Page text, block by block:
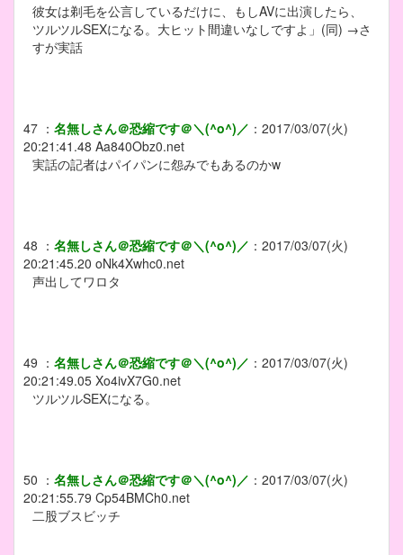
彼女は剃毛を公言しているだけに、もしAVに出演したら、
ツルツルSEXになる。大ヒット間違いなしですよ」(同) →さ
すが実話
47 ： 名無しさん＠恐縮です＠＼(^o^)／ ： 2017/03/07(火)
20:21:41.48 Aa840Obz0.net
実話の記者はパイパンに怨みでもあるのかw
48 ： 名無しさん＠恐縮です＠＼(^o^)／ ： 2017/03/07(火)
20:21:45.20 oNk4Xwhc0.net
声出してワロタ
49 ： 名無しさん＠恐縮です＠＼(^o^)／ ： 2017/03/07(火)
20:21:49.05 Xo4ivX7G0.net
ツルツルSEXになる。
50 ： 名無しさん＠恐縮です＠＼(^o^)／ ： 2017/03/07(火)
20:21:55.79 Cp54BMCh0.net
二股ブスビッチ